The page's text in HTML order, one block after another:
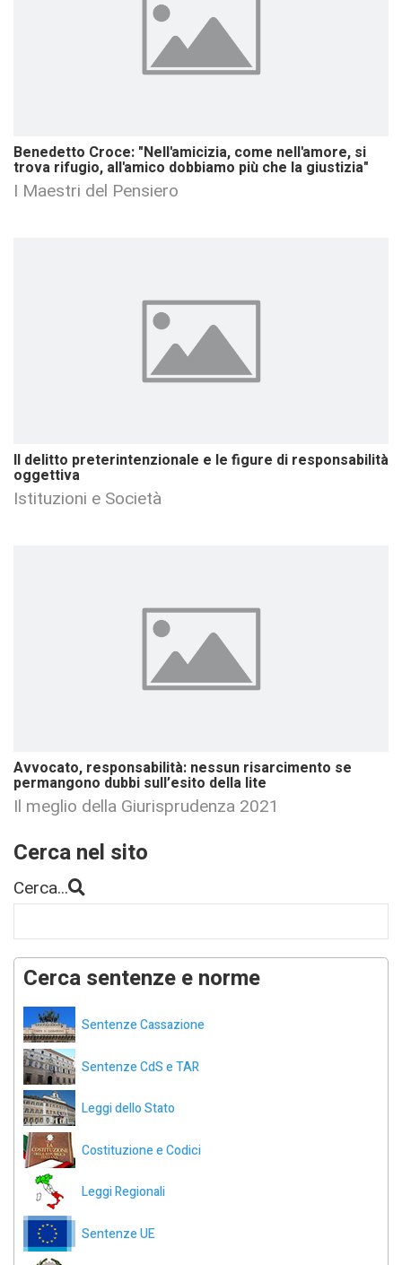
Benedetto Croce: "Nell'amicizia, come nell'amore, si
trova rifugio, all'amico dobbiamo più che la giustizia"
I Maestri del Pensiero
Il delitto preterintenzionale e le figure di responsabilità
oggettiva
Istituzioni e Società
Avvocato, responsabilità: nessun risarcimento se
permangono dubbi sull’esito della lite
Il meglio della Giurisprudenza 2021
Cerca nel sito
Cerca...
Cerca sentenze e norme
Sentenze Cassazione
Sentenze CdS e TAR
Leggi dello Stato
Costituzione e Codici
Leggi Regionali
Sentenze UE